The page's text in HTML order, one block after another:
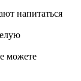
напитаться
можете